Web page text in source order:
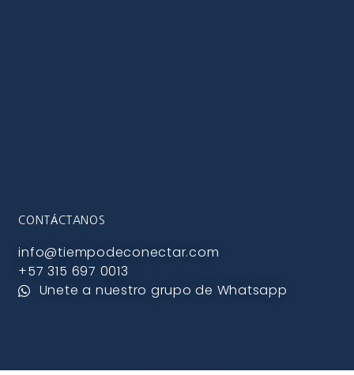
CONTÁCTANOS
info@tiempodeconectar.com
+57 315 697 0013
Unete a nuestro grupo de Whatsapp